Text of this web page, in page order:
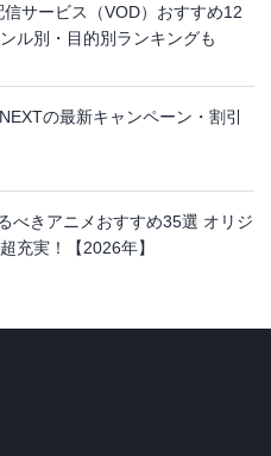
信サービス（VOD）おすすめ12
ル別・目的別ランキングも
の最新キャンペーン・割引
べきアニメおすすめ35選 オリジ
充実！【2026年】